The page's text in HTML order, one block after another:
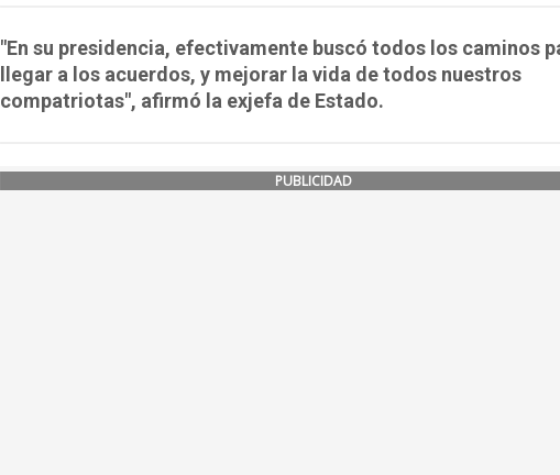
"En su presidencia, efectivamente buscó todos los caminos
llegar a los acuerdos, y mejorar la vida de todos nuestros
compatriotas", afirmó la exjefa de Estado.
PUBLICIDAD